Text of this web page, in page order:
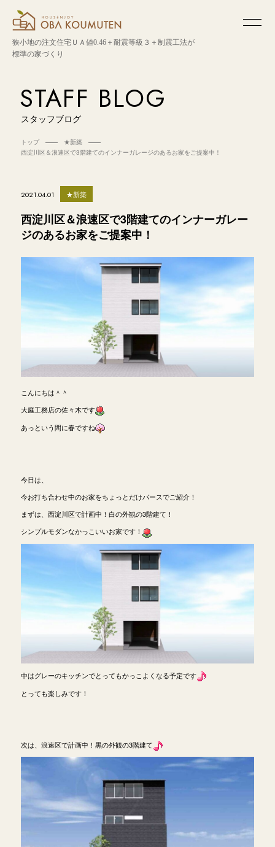
狭小地の注文住宅ＵＡ値0.46＋耐震等級３＋制震工法が
標準の家づくり
STAFF BLOG
スタッフブログ
トップ
★新築
西淀川区＆浪速区で3階建てのインナーガレージのあるお家をご提案中！
2021.04.01 ★新築
西淀川区＆浪速区で3階建てのインナーガレー
ジのあるお家をご提案中！
こんにちは＾＾
大庭工務店の佐々木です
あっという間に春ですね
今日は、
今お打ち合わせ中のお家をちょっとだけパースでご紹介！
まずは、西淀川区で計画中！白の外観の3階建て！
シンプルモダンなかっこいいお家です！
中はグレーのキッチンでとってもかっこよくなる予定です
とっても楽しみです！
次は、浪速区で計画中！黒の外観の3階建て